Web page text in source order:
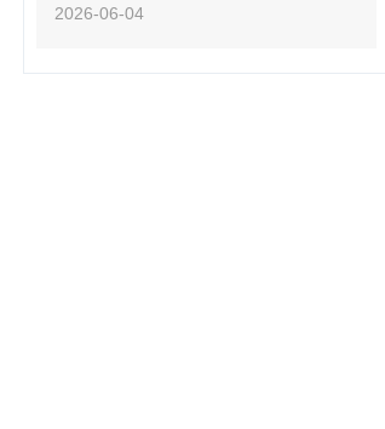
2026-06-04